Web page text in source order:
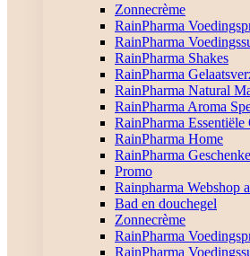
Zonnecrème
RainPharma
RainPharma
RainPharma Shakes
RainPharma
RainPharma Natural
RainPharma Aroma
RainPharma Essentiële
RainPharma Home
RainPharma
Promo
Rainpharma Webshop
Bad en douchegel
Zonnecrème
RainPharma
RainPharma